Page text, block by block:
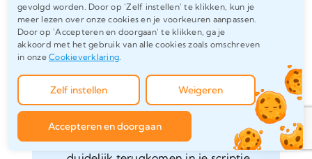
gevolgd worden. Door op 'Zelf instellen' te klikken, kun je
meer lezen over onze cookies en je voorkeuren aanpassen.
Door op 'Accepteren en doorgaan' te klikken, ga je
akkoord met het gebruik van alle cookies zoals omschreven
in onzeCookieverklaring.
Zelf instellen Weigeren
Accepteren en doorgaan
Documenteer iteraties
helder en beknopt
Een kernprincipe van
ontwerponderzoek is iteratie: het
herhaaldelijk testen en verbeteren
van je ontwerp. Laat dit proces